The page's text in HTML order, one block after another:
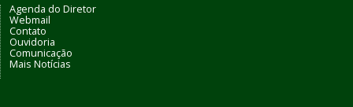
Agenda do Diretor
Webmail
Contato
Ouvidoria
Comunicação
Mais Notícias